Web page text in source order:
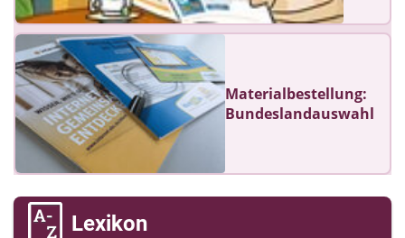
Materialbestellung:
Bundeslandauswahl
Lexikon